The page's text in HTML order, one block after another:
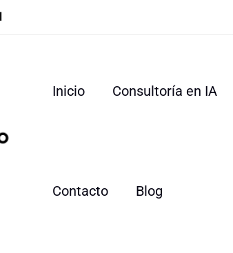
Inicio Consultoría en IA
Contacto Blog